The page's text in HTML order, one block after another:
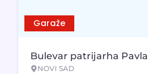
Garaže
Bulevar patrijarha Pavla
NOVI SAD